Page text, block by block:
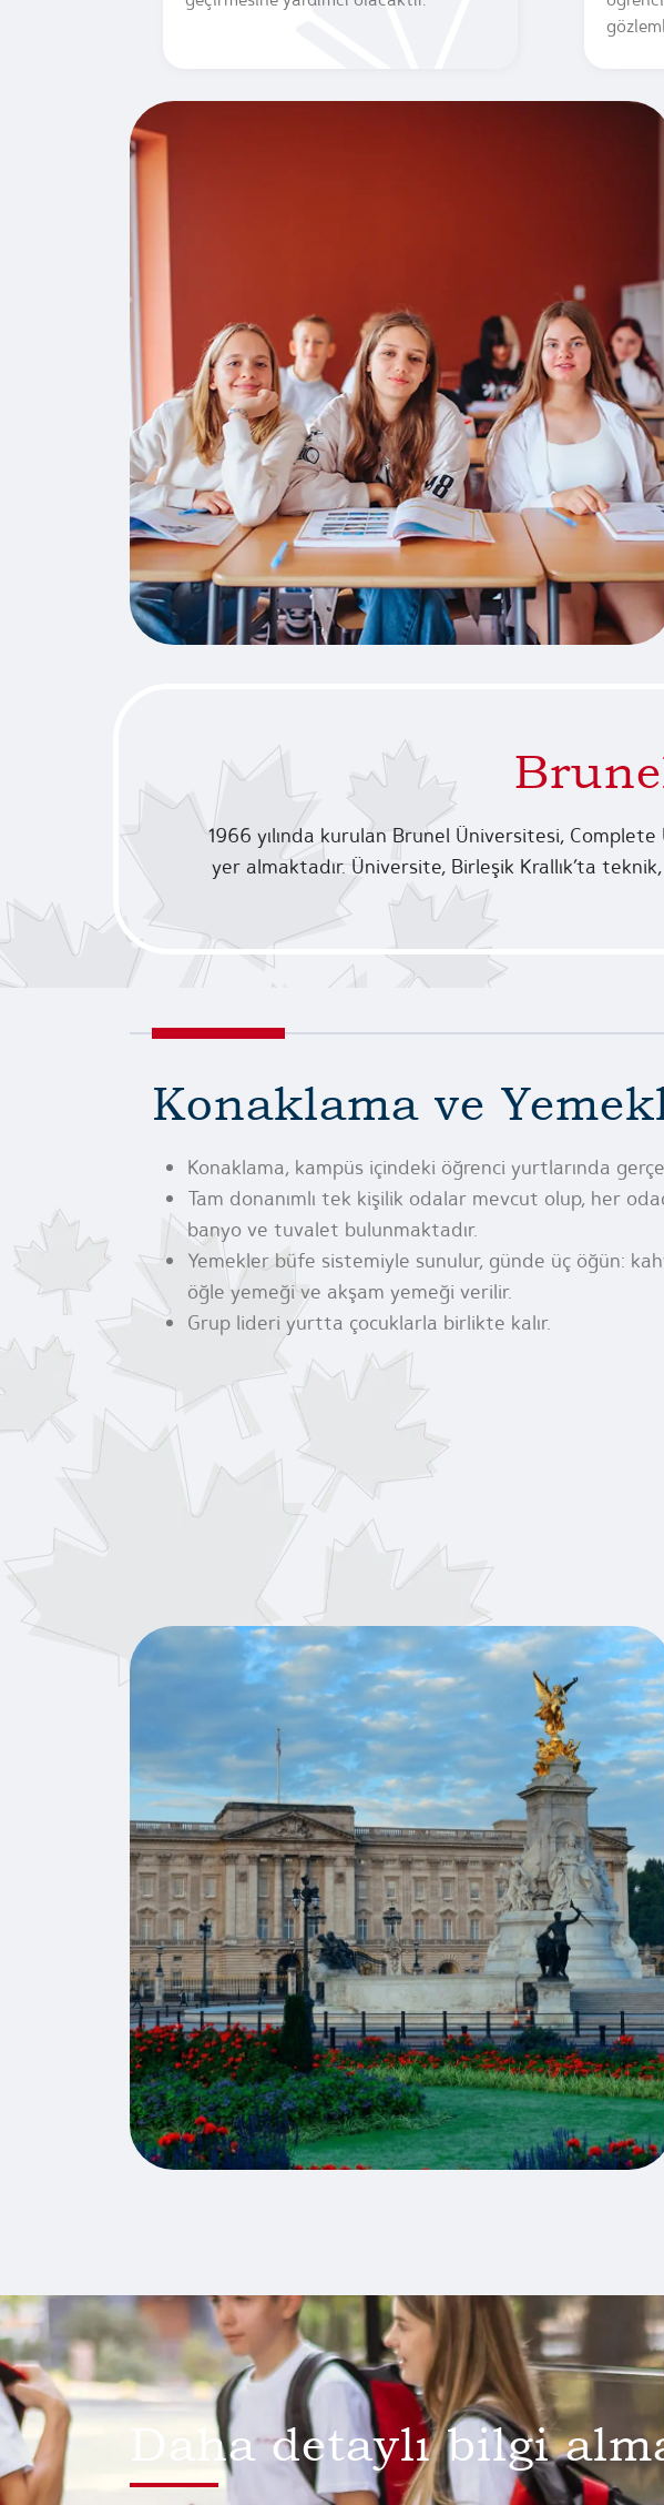
1966 yılında kurulan Brunel Üniversitesi,
yer almaktadır. Üniversite, Birleşik Krallık’ta
Konaklama ve
Konaklama, kampüs içindeki öğrenci yurtlarında
Tam donanımlı tek kişilik odalar mevcut olup, her
banyo ve tuvalet bulunmaktadır.
Yemekler büfe sistemiyle sunulur, günde üç öğün:
öğle yemeği ve akşam yemeği verilir.
Grup lideri yurtta çocuklarla birlikte kalır.
Daha detaylı bilgi